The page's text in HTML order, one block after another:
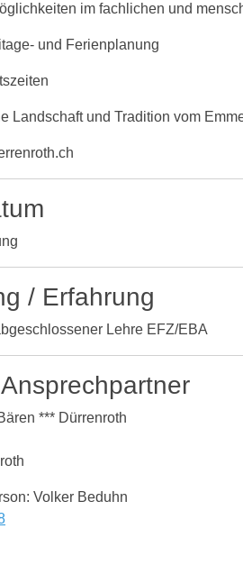
im fachlichen und
und Ferienplanung
Landschaft und Tradition vom
/ Erfahrung
Lehre EFZ/EBA
*** Dürrenroth
Volker Beduhn